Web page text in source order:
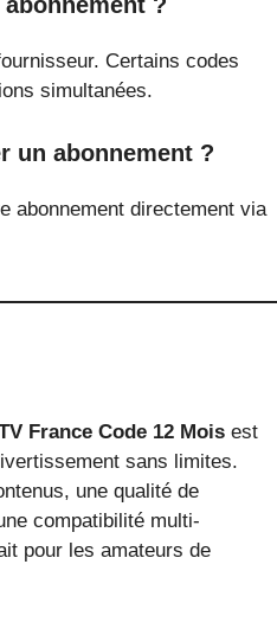
Certains codes
simultanées.
un abonnement ?
abonnement directement via
France Code 12 Mois est
sans limites.
une qualité de
compatibilité multi-
pour les amateurs de